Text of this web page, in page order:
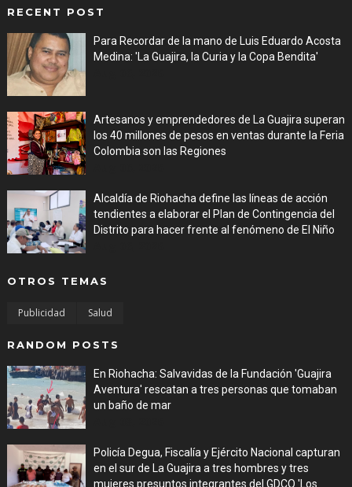
RECENT POST
Para Recordar de la mano de Luis Eduardo Acosta
Medina: 'La Guajira, la Curia y la Copa Bendita'
Artesanos y emprendedores de La Guajira superan
los 40 millones de pesos en ventas durante la Feria
Colombia son las Regiones
Alcaldía de Riohacha define las líneas de acción
tendientes a elaborar el Plan de Contingencia del
Distrito para hacer frente al fenómeno de El Niño
OTROS TEMAS
Publicidad Salud
RANDOM POSTS
En Riohacha: Salvavidas de la Fundación 'Guajira
Aventura' rescatan a tres personas que tomaban
un baño de mar
Policía Degua, Fiscalía y Ejército Nacional capturan
en el sur de La Guajira a tres hombres y tres
mujeres presuntos integrantes del GDCO 'Los